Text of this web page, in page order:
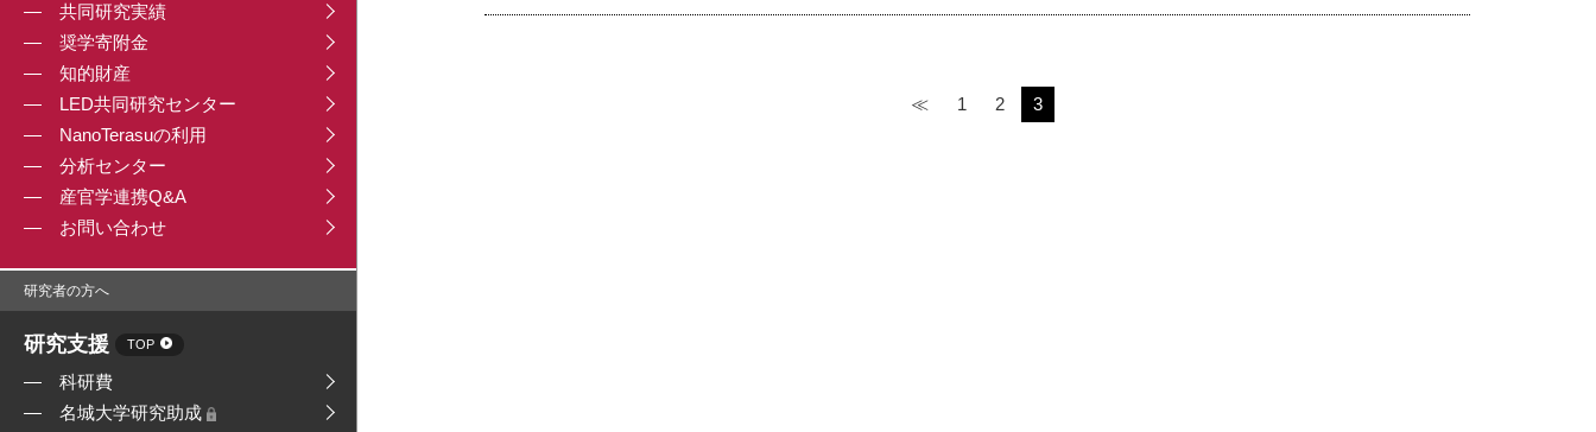
共同研究実績
奨学寄附金
知的財産
LED共同研究センター
NanoTerasuの利用
分析センター
産官学連携Q&A
お問い合わせ
研究者の方へ
研究支援 TOP
科研費
名城大学研究助成
≪ 1 2 3